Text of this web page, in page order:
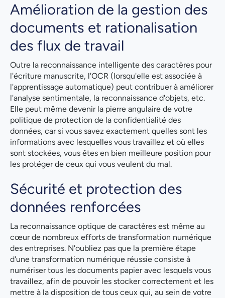
Amélioration de la gestion des
documents et rationalisation
des flux de travail
Outre la reconnaissance intelligente des caractères pour
l'écriture manuscrite, l'OCR (lorsqu'elle est associée à
l'apprentissage automatique) peut contribuer à améliorer
l'analyse sentimentale, la reconnaissance d'objets, etc.
Elle peut même devenir la pierre angulaire de votre
politique de protection de la confidentialité des
données, car si vous savez exactement quelles sont les
informations avec lesquelles vous travaillez et où elles
sont stockées, vous êtes en bien meilleure position pour
les protéger de ceux qui vous veulent du mal.
Sécurité et protection des
données renforcées
La reconnaissance optique de caractères est même au
cœur de nombreux efforts de transformation numérique
des entreprises. N'oubliez pas que la première étape
d'une transformation numérique réussie consiste à
numériser tous les documents papier avec lesquels vous
travaillez, afin de pouvoir les stocker correctement et les
mettre à la disposition de tous ceux qui, au sein de votre